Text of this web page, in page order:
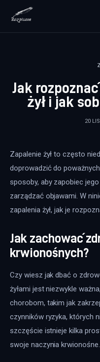
Zdrowie
Więcej
Jak
żył i jak
20
Zapalenie żył to często
doprowadzić do
sposoby, aby zapobiec
zarządzać objawami. W
zapalenia żył, jak je
Jak zachować
krwionośnych?
Czy wiesz jak dbać o
żyłami jest niezwykle
chorobom, takim jak
czynników ryzyka, których
szczęście istnieje kilka
swoje naczynia krwionośne.